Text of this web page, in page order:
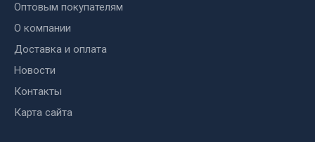
Весь раздел
Запчасти ЯМЗ
Двигатель
Оптовым покупателям
О компании
Доставка и оплата
Новости
Контакты
Карта сайта